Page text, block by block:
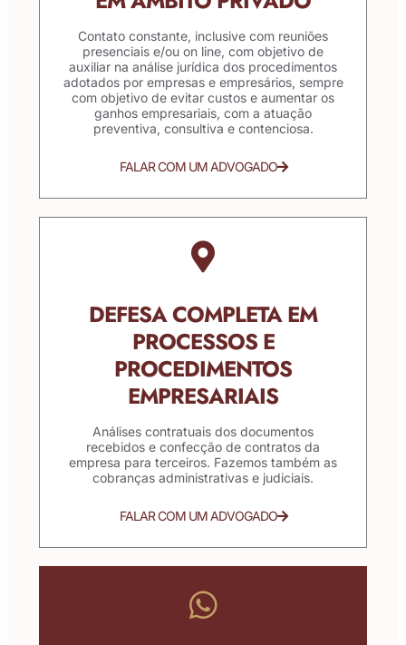
Contato constante, inclusive com reuniões
presenciais e/ou on line, com objetivo de
auxiliar na análise jurídica dos procedimentos
adotados por empresas e empresários, sempre
com objetivo de evitar custos e aumentar os
ganhos empresariais, com a atuação
preventiva, consultiva e contenciosa.
FALAR COM UM ADVOGADO
DEFESA COMPLETA EM
PROCESSOS E
PROCEDIMENTOS
EMPRESARIAIS
Análises contratuais dos documentos
recebidos e confecção de contratos da
empresa para terceiros. Fazemos também as
cobranças administrativas e judiciais.
FALAR COM UM ADVOGADO